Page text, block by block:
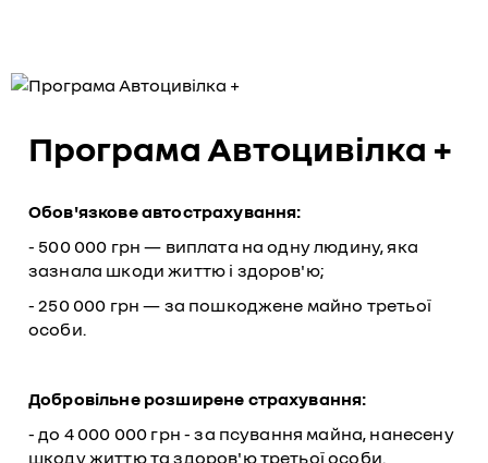
Програма Автоцивілка +
Обов'язкове автострахування:
- 500 000 грн — виплата на одну людину, яка
зазнала шкоди життю і здоров'ю;
- 250 000 грн — за пошкоджене майно третьої
особи.
Добровільне розширене страхування:
- до 4 000 000 грн - за псування майна, нанесену
шкоду життю та здоров'ю третьої особи.